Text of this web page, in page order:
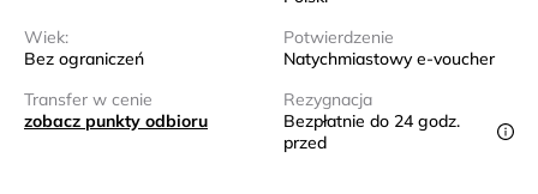
Wiek:
Bez ograniczeń
Potwierdzenie
Natychmiastowy e-voucher
Transfer w cenie
zobacz punkty odbioru
Rezygnacja
Bezpłatnie do 24 godz.
przed